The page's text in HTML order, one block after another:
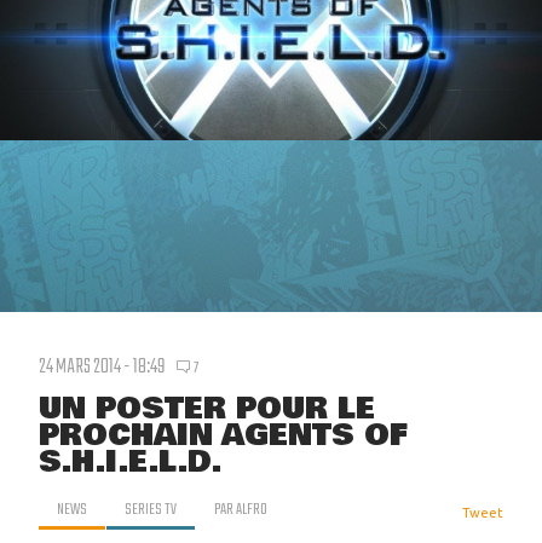
24 MARS 2014 - 18:49 7
UN POSTER POUR LE
PROCHAIN AGENTS OF
S.H.I.E.L.D.
NEWS SERIES TV PARALFRO Tweet